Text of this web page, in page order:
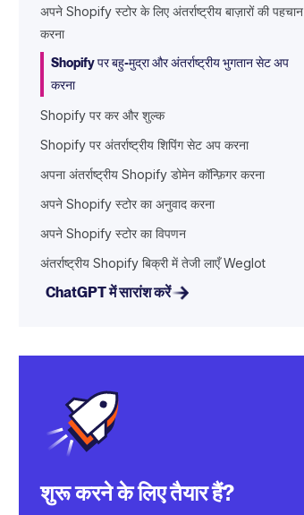
अपने Shopify स्टोर के लिए अंतर्राष्ट्रीय बाज़ारों की पहचान
करना
Shopify पर बहु-मुद्रा और अंतर्राष्ट्रीय भुगतान सेट अप
करना
Shopify पर कर और शुल्क
Shopify पर अंतर्राष्ट्रीय शिपिंग सेट अप करना
अपना अंतर्राष्ट्रीय Shopify डोमेन कॉन्फ़िगर करना
अपने Shopify स्टोर का अनुवाद करना
अपने Shopify स्टोर का विपणन
अंतर्राष्ट्रीय Shopify बिक्री में तेजी लाएँ Weglot
ChatGPT में सारांश करें
शुरू करने के लिए तैयार हैं?